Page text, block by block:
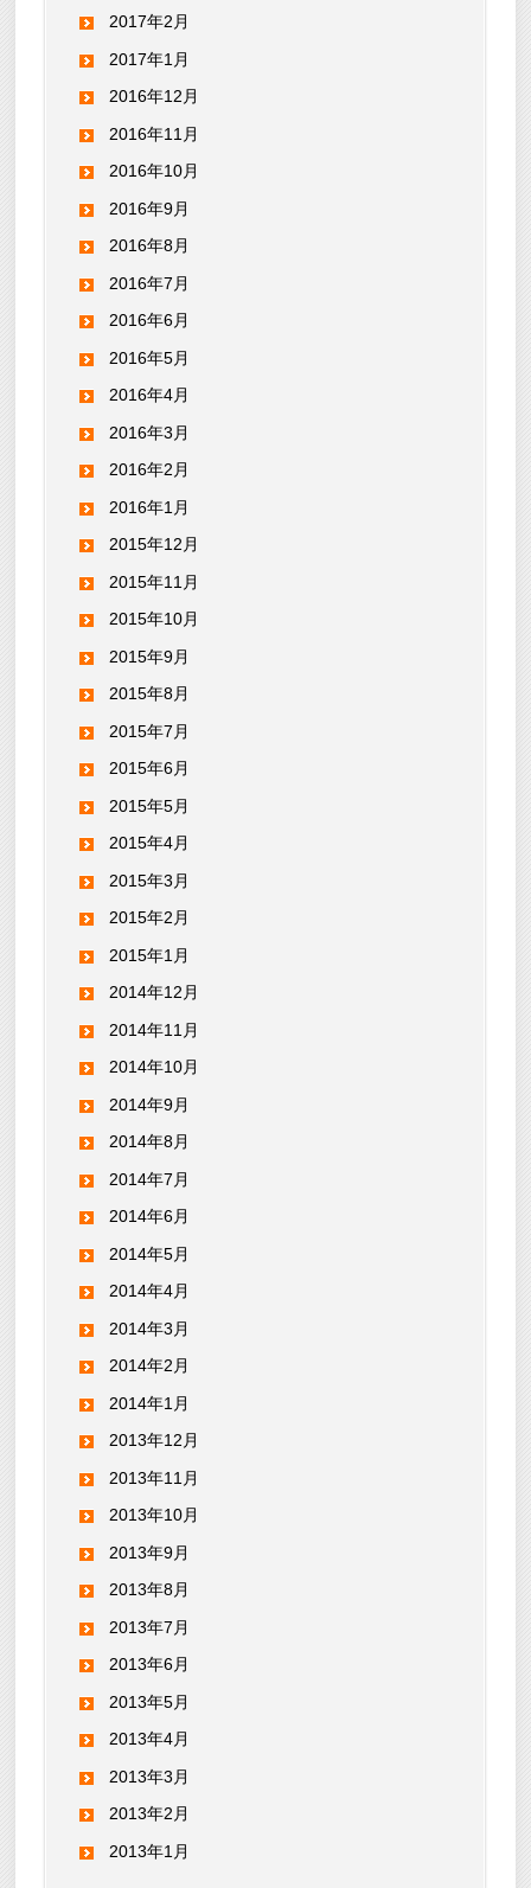
2017年2月
2017年1月
2016年12月
2016年11月
2016年10月
2016年9月
2016年8月
2016年7月
2016年6月
2016年5月
2016年4月
2016年3月
2016年2月
2016年1月
2015年12月
2015年11月
2015年10月
2015年9月
2015年8月
2015年7月
2015年6月
2015年5月
2015年4月
2015年3月
2015年2月
2015年1月
2014年12月
2014年11月
2014年10月
2014年9月
2014年8月
2014年7月
2014年6月
2014年5月
2014年4月
2014年3月
2014年2月
2014年1月
2013年12月
2013年11月
2013年10月
2013年9月
2013年8月
2013年7月
2013年6月
2013年5月
2013年4月
2013年3月
2013年2月
2013年1月